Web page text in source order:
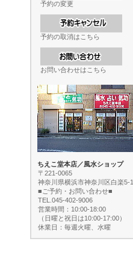
予約の変更
予約の取消はこちら
お問い合わせはこちら
ちえこ堂本店／風水ショップ
〒221-0065
神奈川県横浜市神奈川区白楽5-1
■ご予約・お問い合わせ■
TEL.045-402-9006
営業時間：10:00-18:00
（日曜と祝日は10:00-17:00）
休業日：毎週火曜、水曜